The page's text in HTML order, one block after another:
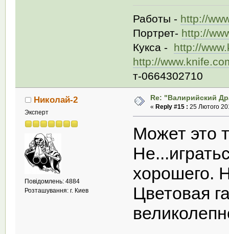
Работы - http://
Портрет- http://
Кукса - http://
http://
т-0664302710
Николай-2
Эксперт
Повідомлень: 4884
Розташування: г. Киев
Re: "Валирийский
« Reply #15 : 25 Лютого
Может это
хорошего.
Цветовая